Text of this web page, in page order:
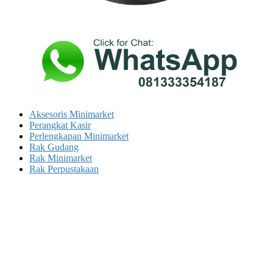
Aksesoris Minimarket
Perangkat Kasir
Perlengkapan Minimarket
Rak Gudang
Rak Minimarket
Rak Perpustakaan